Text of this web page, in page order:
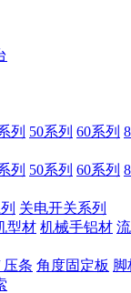
列 50系列 60系列
列 50系列 60系列
关电开关系列
型材 机械手铝材
压条 角度固定板 脚